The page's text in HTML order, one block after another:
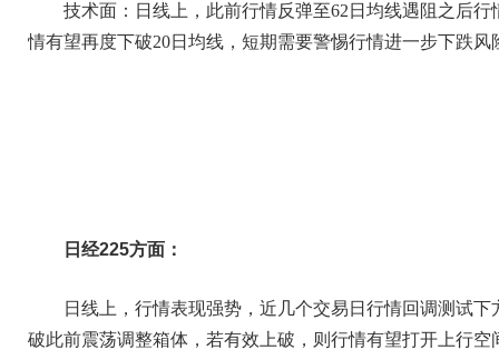
技术面：日线上，此前行情反弹至62日均线遇阻之后
情有望再度下破20日均线，短期需要警惕行情进一步下跌风
日经225方面：
日线上，行情表现强势，近几个交易日行情回调测试
破此前震荡调整箱体，若有效上破，则行情有望打开上行空